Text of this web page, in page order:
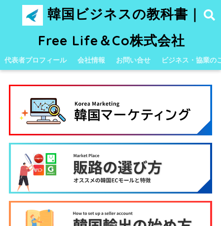
韓国ビジネスの教科書｜
Free Life＆Co株式会社
代表者プロフィール 会社情報 お問い合せ ビジネス・協業の